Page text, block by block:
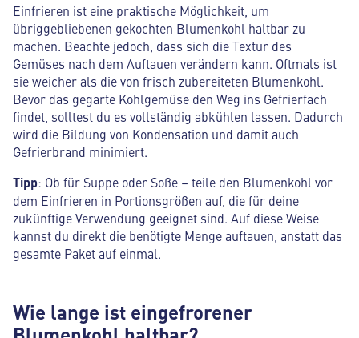
Einfrieren ist eine praktische Möglichkeit, um
übriggebliebenen gekochten Blumenkohl haltbar zu
machen. Beachte jedoch, dass sich die Textur des
Gemüses nach dem Auftauen verändern kann. Oftmals ist
sie weicher als die von frisch zubereiteten Blumenkohl.
Bevor das gegarte Kohlgemüse den Weg ins Gefrierfach
findet, solltest du es vollständig abkühlen lassen. Dadurch
wird die Bildung von Kondensation und damit auch
Gefrierbrand minimiert.
Tipp: Ob für Suppe oder Soße – teile den Blumenkohl vor
dem Einfrieren in Portionsgrößen auf, die für deine
zukünftige Verwendung geeignet sind. Auf diese Weise
kannst du direkt die benötigte Menge auftauen, anstatt das
gesamte Paket auf einmal.
Wie lange ist eingefrorener